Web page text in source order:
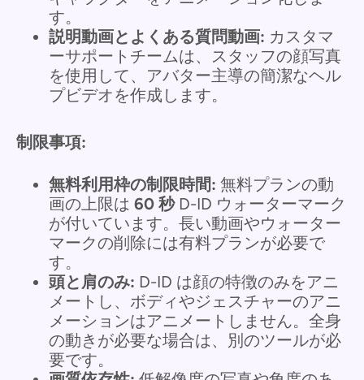
す。
説明動画とよくある質問動画: カスタマ
ーサポートチームは、スタッフの顔写真
を使用して、アバター主導の簡潔なヘル
プビデオを作成します。
制限事項:
無料利用枠の制限時間: 無料プランの動
画の上限は 60 秒D-ID ウォーターマーク
が付いています。長い動画やウォーター
マークの削除には有料プランが必要で
す。
頭と肩のみ: D-ID は顔の特徴のみをアニ
メートし、ボディやジェスチャーのアニ
メーションはアニメートしません。全身
の動きが必要な場合は、別のツールが必
要です。